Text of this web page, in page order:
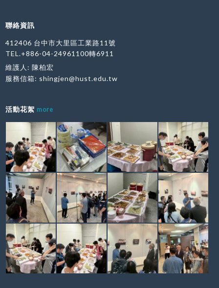
聯絡資訊
412406 台中市大里區工業路11號
TEL.+886-04-24961100轉6911
維護人: 陳柏宏
服務信箱: shingjen@hust.edu.tw
活動花絮 more